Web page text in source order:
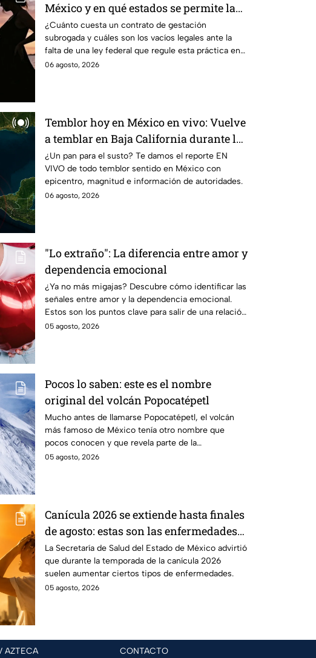
México y en qué estados se permite la
gestación subrogada?
¿Cuánto cuesta un contrato de gestación
subrogada y cuáles son los vacíos legales ante la
falta de una ley federal que regule esta práctica en
México?
06 agosto, 2026
Temblor hoy en México en vivo: Vuelve
a temblar en Baja California durante la
madrugada
¿Un pan para el susto? Te damos el reporte EN
VIVO de todo temblor sentido en México con
epicentro, magnitud e información de autoridades.
06 agosto, 2026
"Lo extraño": La diferencia entre amor y
dependencia emocional
¿Ya no más migajas? Descubre cómo identificar las
señales entre amor y la dependencia emocional.
Estos son los puntos clave para salir de una relación
inestable.
05 agosto, 2026
Pocos lo saben: este es el nombre
original del volcán Popocatépetl
Mucho antes de llamarse Popocatépetl, el volcán
más famoso de México tenía otro nombre que
pocos conocen y que revela parte de la
cosmovisión de los pueblos originarios.
05 agosto, 2026
Canícula 2026 se extiende hasta finales
de agosto: estas son las enfermedades
más comunes de la temporada
La Secretaría de Salud del Estado de México advirtió
que durante la temporada de la canícula 2026
suelen aumentar ciertos tipos de enfermedades.
05 agosto, 2026
AZTECA CONTACTO